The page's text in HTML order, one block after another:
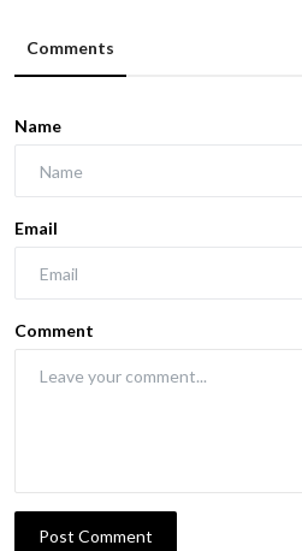
Comments
Name
Email
Comment
Post Comment